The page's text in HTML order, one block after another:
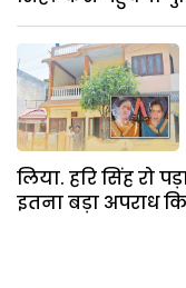
लिया. हरि सिंह रो
इतना बड़ा अपराध